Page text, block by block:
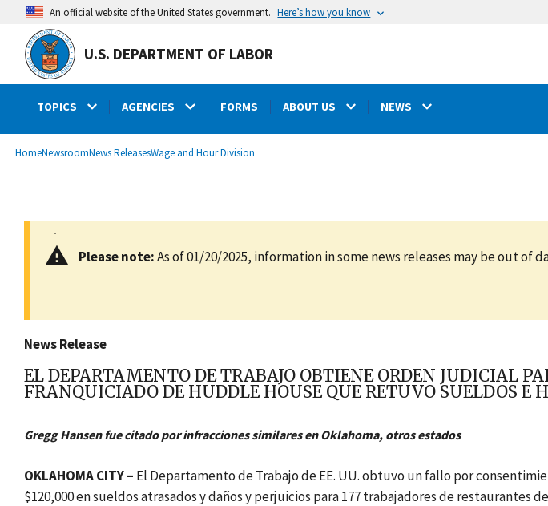
main
content
An official website of the United States government. Here’s how you know
U.S. DEPARTMENT OF LABOR
TOPICS AGENCIES FORMS ABOUT US NEWS
Breadcrumb
HomeNewsroomNews ReleasesWage and Hour Division
Please note:As of 01/20/2025, information in some news releases may be out of
News Release
EL DEPARTAMENTO DE TRABAJO OBTIENE ORDEN JUDICIAL
FRANQUICIADO DE HUDDLE HOUSE QUE RETUVO SUELDOS E
Gregg Hansen fue citado por infracciones similares en Oklahoma, otros estados
OKLAHOMA CITY – El Departamento de Trabajo de EE. UU. obtuvo un fallo por
$120,000 en sueldos atrasados y daños y perjuicios para 177 trabajadores de restaurantes